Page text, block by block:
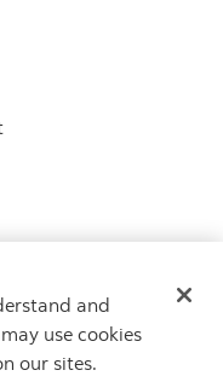
nous par
and
use cookies
our sites.